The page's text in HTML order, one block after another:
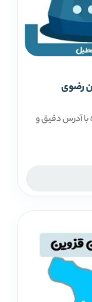
رضوی
آدرس دقیق و